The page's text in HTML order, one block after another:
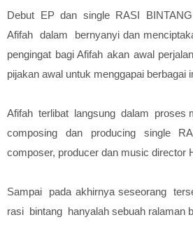
Debut EP dan single RASI
Afifah dalam
bernyanyi dan
pengingat bagi Afifah akan awal
pijakan awal untuk menggapai berbagai
Afifah terlibat langsung dalam proses
composing dan producing single
composer, producer dan music director
Sampai pada akhirnya seseorang
rasi bintang hanyalah sebuah ralaman